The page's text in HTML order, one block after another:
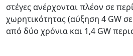
στέγες ανέρχονται πλέον σε
χωρητικότητας (αύξηση 4 GW
από δύο χρόνια και 1,4 GW